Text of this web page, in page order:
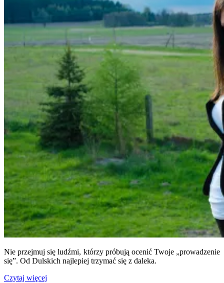
Nie przejmuj się ludźmi, którzy próbują ocenić Twoje „prowadzenie
się”. Od Dulskich najlepiej trzymać się z daleka.
Czytaj więcej